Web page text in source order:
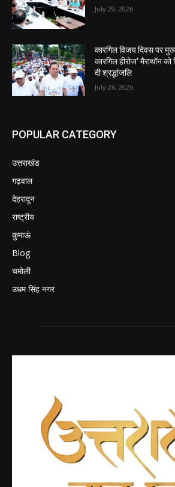
July 29, 2026
कारगिल विजय दिवस पर
कारगिल हीरोज’ मैराथॉन
दी श्रद्धांजलि
July 26, 2026
POPULAR CATEGORY
उत्तराखंड
गढ़वाल
देहरादून
राष्ट्रीय
कुमाऊं
Blog
चमोली
उधम सिंह नगर